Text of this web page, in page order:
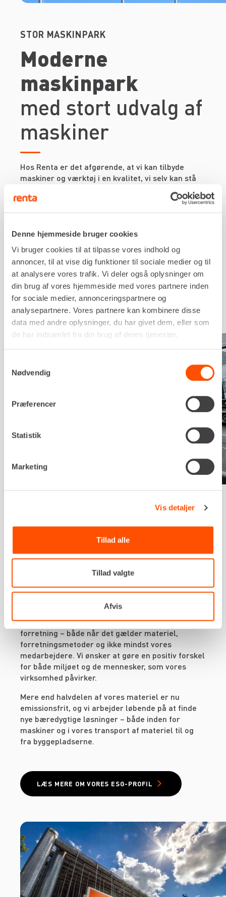
Denne hjemmeside bruger cookies
Vi bruger cookies til at tilpasse vores indhold og
annoncer, til at vise dig funktioner til sociale medier og til
at analysere vores trafik. Vi deler også oplysninger om
din brug af vores hjemmeside med vores partnere inden
for sociale medier, annonceringspartnere og
analysepartnere. Vores partnere kan kombinere disse
data med andre oplysninger, du har givet dem, eller som
de har indsamlet fra din brug af deres tjenester.
Nødvendig
Præferencer
Statistik
Marketing
Vis detaljer
Tillad alle
Tillad valgte
Afvis
STOR MASKINPARK
Moderne
maskinpark
med stort udvalg af
maskiner
Hos Renta er det afgørende, at vi kan tilbyde
maskiner og værktøj i en kvalitet, vi selv kan stå
velvidende at det lever op til branchens højeste
standarder.
Vi har en stor, central maskinpark til rådighed,
hvor du finder moderne og innovativt materiel,
der gør dit næste byggeprojekt til en leg.
SE UDVALGET AF MATERIEL
En bæredygtig
virksomhed
vi tager hensyn til både miljø og mennesker. Vi har
fokus på bæredygtighed i alle led af vores
forretning – både når det gælder materiel,
forretningsmetoder og ikke mindst vores
medarbejdere. Vi ønsker at gøre en positiv forskel
for både miljøet og de mennesker, som vores
virksomhed påvirker.
Mere end halvdelen af vores materiel er nu
emissionsfrit, og vi arbejder løbende på at finde
nye bæredygtige løsninger – både inden for
maskiner og i vores transport af materiel til og
fra byggepladserne.
LÆS MERE OM VORES ESG-PROFIL